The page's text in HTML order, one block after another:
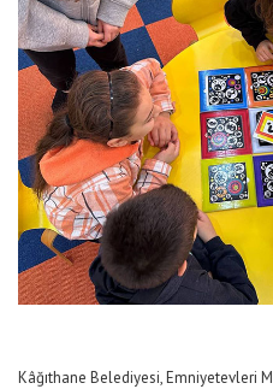
Kâğıthane Belediyesi, Emniyetevleri